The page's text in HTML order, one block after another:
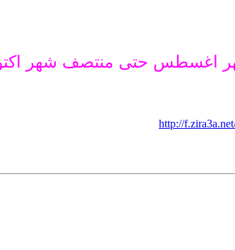
اغسطس حتى منتصف شهر
http://